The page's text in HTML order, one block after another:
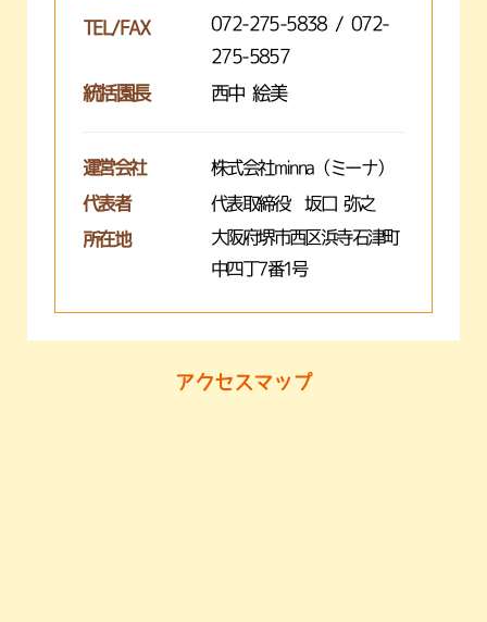
TEL/FAX
072-275-5838 / 072-
275-5857
統括園長
西中 絵美
運営会社 株式会社minna（ミーナ）
代表者 代表取締役 坂口 弥之
所在地
大阪府堺市西区浜寺石津町
中四丁7番1号
アクセスマップ